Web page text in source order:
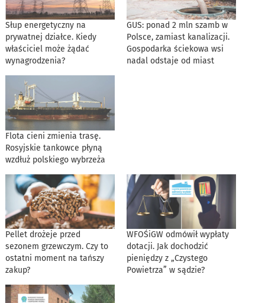
Słup energetyczny na
prywatnej działce. Kiedy
właściciel może żądać
wynagrodzenia?
GUS: ponad 2 mln szamb w
Polsce, zamiast kanalizacji.
Gospodarka ściekowa wsi
nadal odstaje od miast
Flota cieni zmienia trasę.
Rosyjskie tankowce płyną
wzdłuż polskiego wybrzeża
Pellet drożeje przed
sezonem grzewczym. Czy to
ostatni moment na tańszy
zakup?
WFOŚiGW odmówił wypłaty
dotacji. Jak dochodzić
pieniędzy z „Czystego
Powietrza” w sądzie?